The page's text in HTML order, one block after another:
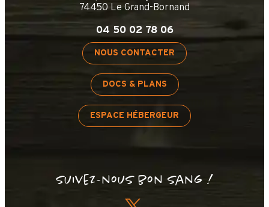
74450 Le Grand-Bornand
04 50 02 78 06
NOUS CONTACTER
DOCS & PLANS
ESPACE HÉBERGEUR
Suivez-nous bon sang !